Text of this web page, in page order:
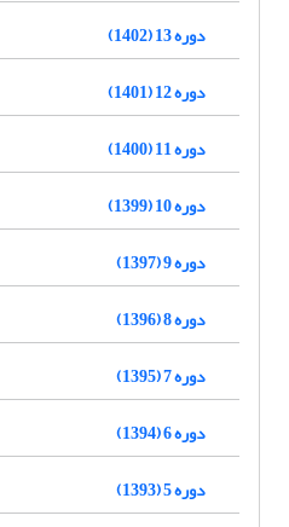
دوره 13 (1402)
دوره 12 (1401)
دوره 11 (1400)
دوره 10 (1399)
دوره 9 (1397)
دوره 8 (1396)
دوره 7 (1395)
دوره 6 (1394)
دوره 5 (1393)